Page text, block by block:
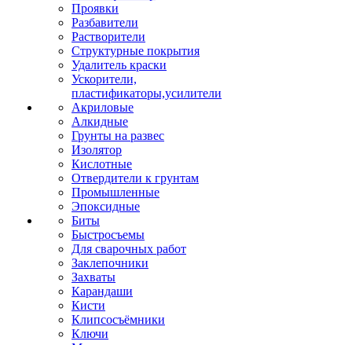
Проявки
Разбавители
Растворители
Структурные покрытия
Удалитель краски
Ускорители,
пластификаторы,усилители
Акриловые
Алкидные
Грунты на развес
Изолятор
Кислотные
Отвердители к грунтам
Промышленные
Эпоксидные
Биты
Быстросъемы
Для сварочных работ
Заклепочники
Захваты
Карандаши
Кисти
Клипсосъёмники
Ключи